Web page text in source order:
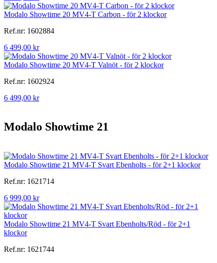
Modalo Showtime 20 MV4-T Carbon - för 2 klockor
Ref.nr: 1602884
6 499,00 kr
Modalo Showtime 20 MV4-T Valnöt - för 2 klockor
Ref.nr: 1602924
6 499,00 kr
Modalo Showtime 21
Modalo Showtime 21 MV4-T Svart Ebenholts - för 2+1 klockor
Ref.nr: 1621714
6 999,00 kr
Modalo Showtime 21 MV4-T Svart Ebenholts/Röd - för 2+1
klockor
Ref.nr: 1621744